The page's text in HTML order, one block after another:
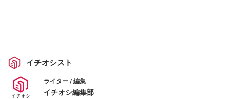
イチオシスト
ライター / 編集
イチオシ編集部